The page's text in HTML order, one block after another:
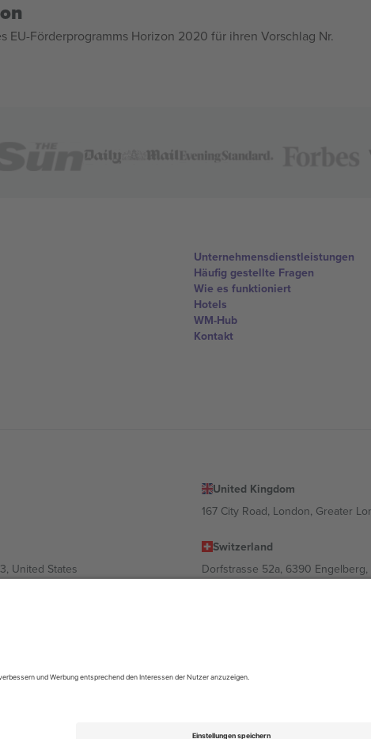
EU-Förderprogramms Horizon 2020 für ihren Vorschlag Nr.
Unternehmensdienstleistungen
Häufig gestellte Fragen
Wie es funktioniert
Hotels
WM-Hub
Kontakt
United Kingdom
167 City Road, London, Greater
United States
Switzerland
Dorfstrasse 52a, 6390 Engelberg,
Ciudad de México, CDMX, Mexico
© 2026 Ticombo. Alle Rechte vorbehalten.